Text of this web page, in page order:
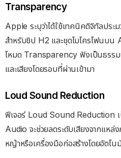
Transparency
Apple ระบุว่าได้ใช้เทคนิคดิจิทัลปร
สำหรับชิป H2 และชุดไมโครโฟนบน
โหมด Transparency ฟังเป็นธรรม
และเสียงโดยรอบที่ผ่านเข้ามา
Loud Sound Reduction
ฟีเจอร์ Loud Sound Reduction
Audio จะช่วยลดระดับเสียงจากแหล่
หญ้าหรือเครื่องมือก่อสร้างโดยอัตโน